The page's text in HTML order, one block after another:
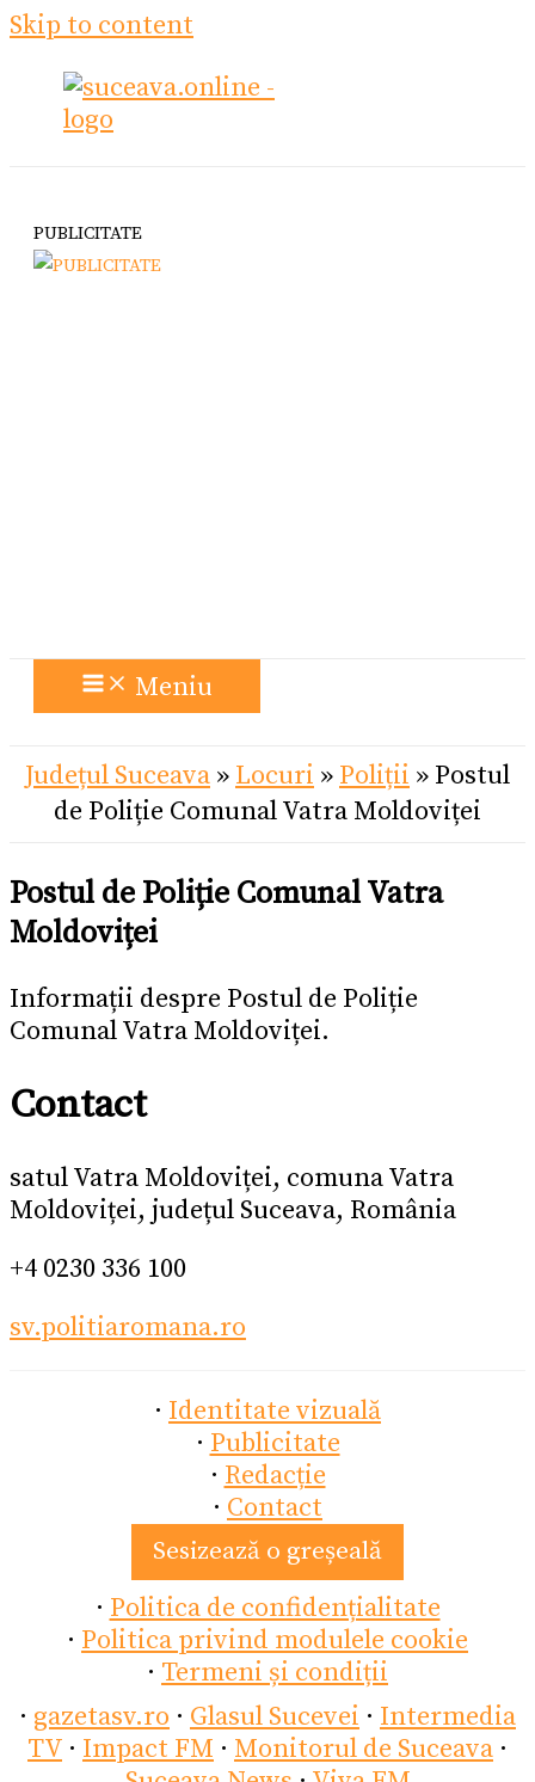
Skip to content
PUBLICITATE
Meniu
Județul Suceava » Locuri » Poliții » Postul
de Poliție Comunal Vatra Moldoviței
Postul de Poliție Comunal Vatra
Moldoviței
Informații despre Postul de Poliție
Comunal Vatra Moldoviței.
Contact
satul Vatra Moldoviței, comuna Vatra
Moldoviței, județul Suceava, România
+4 0230 336 100
sv.politiaromana.ro
· Identitate vizuală
· Publicitate
· Redacție
· Contact
Sesizează o greșeală
· Politica de confidențialitate
· Politica privind modulele cookie
· Termeni și condiții
· gazetasv.ro · Glasul Sucevei · Intermedia
TV · Impact FM · Monitorul de Suceava ·